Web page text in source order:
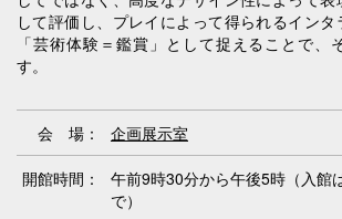
して評価し、プレイによって得られるイン
「芸術体験＝鑑賞」として捉えることで、
す。
会 場： 企画展示室
開館時間：
午前9時30分から午後5時（入館
で）